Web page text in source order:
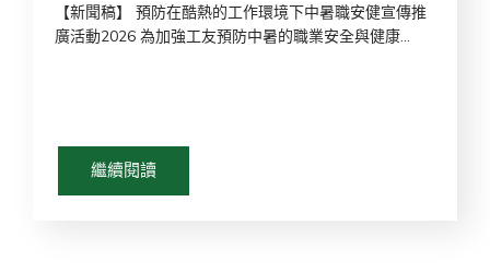
【新聞稿】 預防在酷熱的工作環境下中暑職安健宣傳推
廣活動2026 為加強工友預防中暑的職業安全與健康...
繼續閱讀